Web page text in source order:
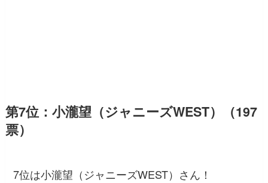
第7位：小瀧望（ジャニーズWEST）（197
票）
7位は小瀧望（ジャニーズWEST）さん！